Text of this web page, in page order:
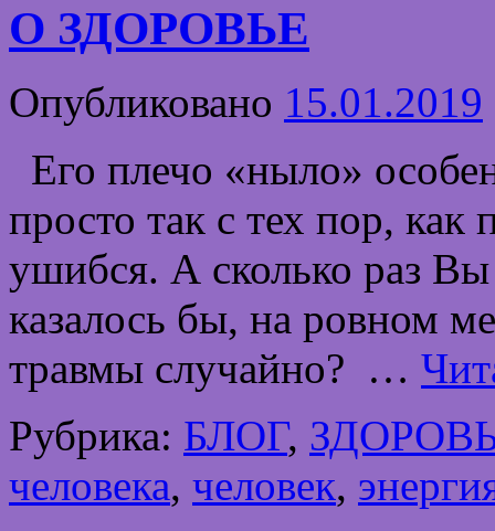
О ЗДОРОВЬЕ
Опубликовано 15.01.2019
Его плечо «ныло»
просто так с тех пор,
ушибся. А сколько раз
казалось бы, на ровном
травмы случайно? …
Рубрика: БЛОГ,
человека, человек,